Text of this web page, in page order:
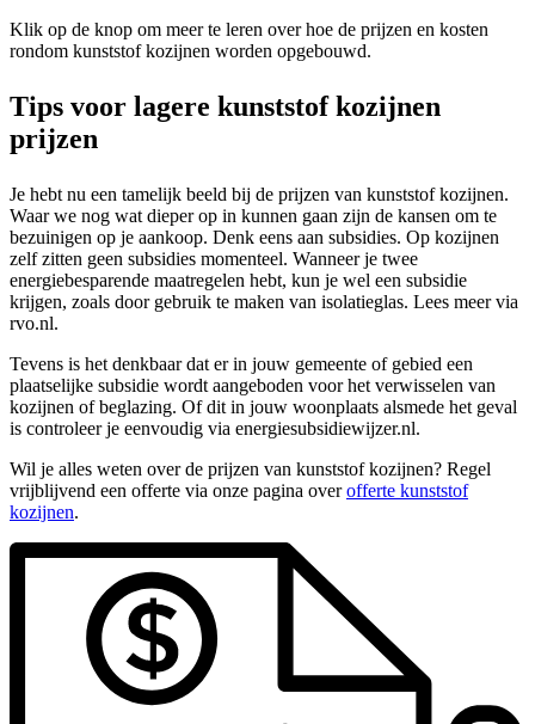
Klik op de knop om meer te leren over hoe de prijzen en kosten
rondom kunststof kozijnen worden opgebouwd.
Tips voor lagere kunststof kozijnen
prijzen
Je hebt nu een tamelijk beeld bij de prijzen van kunststof kozijnen.
Waar we nog wat dieper op in kunnen gaan zijn de kansen om te
bezuinigen op je aankoop. Denk eens aan subsidies. Op kozijnen
zelf zitten geen subsidies momenteel. Wanneer je twee
energiebesparende maatregelen hebt, kun je wel een subsidie
krijgen, zoals door gebruik te maken van isolatieglas. Lees meer via
rvo.nl.
Tevens is het denkbaar dat er in jouw gemeente of gebied een
plaatselijke subsidie wordt aangeboden voor het verwisselen van
kozijnen of beglazing. Of dit in jouw woonplaats alsmede het geval
is controleer je eenvoudig via energiesubsidiewijzer.nl.
Wil je alles weten over de prijzen van kunststof kozijnen? Regel
vrijblijvend een offerte via onze pagina overofferte kunststof
kozijnen.